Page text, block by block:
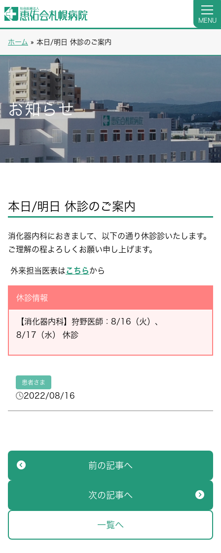
MENU
ホーム » 本日/明日 休診のご案内
お知らせ
本日/明日 休診のご案内
消化器内科におきまして、以下の通り休診診いたします。
ご理解の程よろしくお願い申し上げます。
外来担当医表はこちらから
休診情報
【消化器内科】狩野医師：8/16（火）、
8/17（水） 休診
患者さま
2022/08/16
前の記事へ
一覧へ
次の記事へ